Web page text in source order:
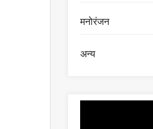
मनोरंजन
अन्य